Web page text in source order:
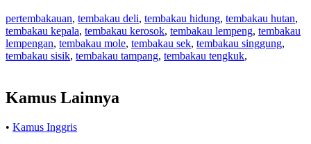
pertembakauan, tembakau deli, tembakau hidung, tembakau hutan,
tembakau kepala, tembakau kerosok, tembakau lempeng, tembakau
lempengan, tembakau mole, tembakau sek, tembakau singgung,
tembakau sisik, tembakau tampang, tembakau tengkuk,
Kamus Lainnya
• Kamus Inggris